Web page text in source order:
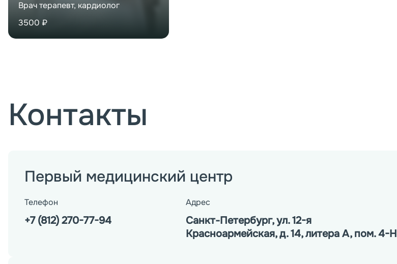
Врач терапевт, кардиолог
3500 ₽
Контакты
Первый медицинский центр
Телефон
+7 (812) 270-77-94
Адрес
Санкт-Петербург, ул. 12-я
Красноармейская, д. 14, литера А, пом. 4-Н